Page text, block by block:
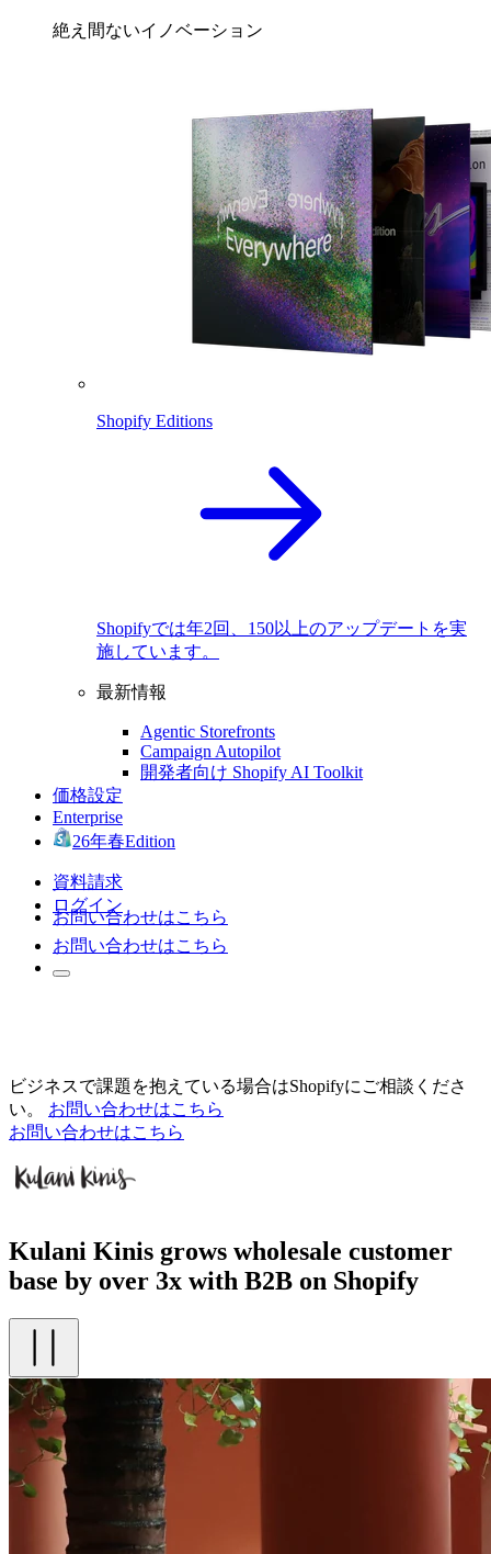
絶え間ないイノベーション
Shopify Editions
Shopifyでは年2回、150以上のアップデートを実
施しています。
最新情報
Agentic Storefronts
Campaign Autopilot
開発者向け Shopify AI Toolkit
価格設定
Enterprise
26年春Edition
資料請求
ログイン
お問い合わせはこちら
お問い合わせはこちら
ビジネスで課題を抱えている場合はShopifyにご相談くださ
い。
お問い合わせはこちら
お問い合わせはこちら
Kulani Kinis grows wholesale customer
base by over 3x with B2B on Shopify